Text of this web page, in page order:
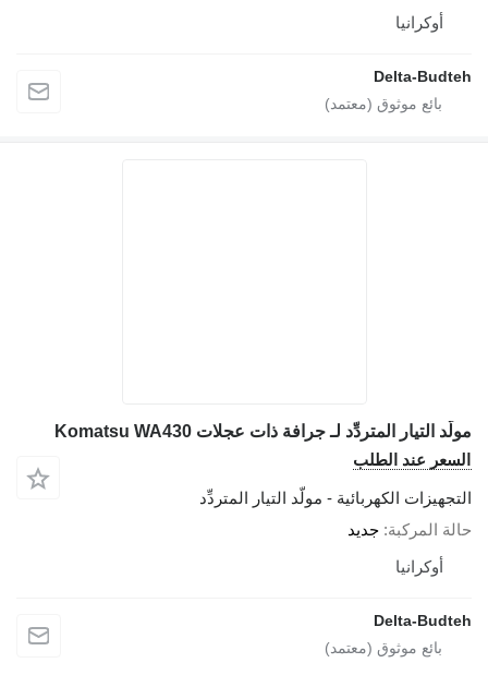
أوكرانيا
Delta-Budteh
مولّد التيار المتردِّد لـ جرافة ذات عجلات Komatsu WA430
السعر عند الطلب
التجهيزات الكهربائية - مولّد التيار المتردِّد
حالة المركبة جديد
أوكرانيا
Delta-Budteh